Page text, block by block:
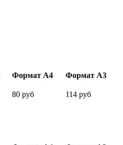
Формат А4
Формат А3
80 руб 114 руб